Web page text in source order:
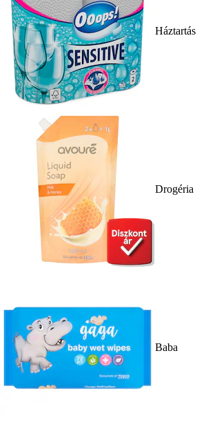
Háztartás
Drogéria
Baba